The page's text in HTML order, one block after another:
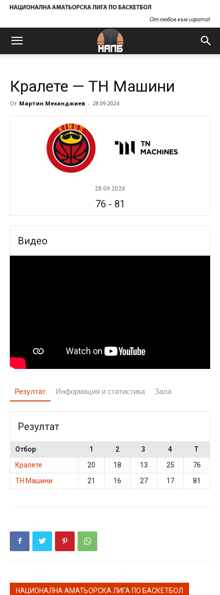
Кралете — ТН Машини
От Мартин Механджиев - 28.09.2024
28.09.2024
76 - 81
Видео
Резултат Информация и статистика Зала
Резултат
Отбор 1 2 3 4
T
Кралете
20 18 13 25
76
ТН Машини
21 16 27 17 81
НАЦИОНАЛНА АМАТЬОРСКА ЛИГА ПО БАСКЕТБОЛ